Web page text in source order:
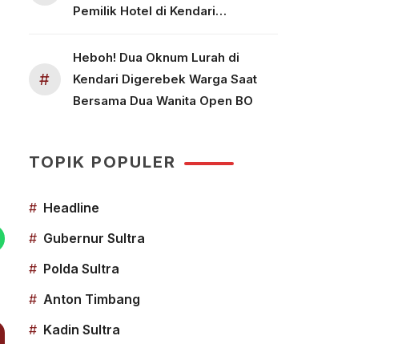
Pemilik Hotel di Kendari
#
Heboh! Dua Oknum Lurah di
Kendari Digerebek Warga Saat
Bersama Dua Wanita Open BO
TOPIK POPULER
# Headline
# Gubernur Sultra
# Polda Sultra
# Anton Timbang
# Kadin Sultra